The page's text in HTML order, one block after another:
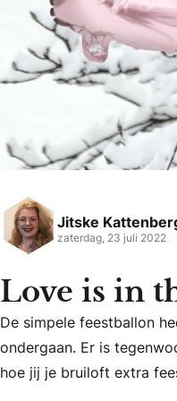
Jitske
zaterdag, 23 juli 2022
Love is in
De simpele feestballon
De simpele feestballon
ondergaan. Er is
hoe jij je bruiloft extra